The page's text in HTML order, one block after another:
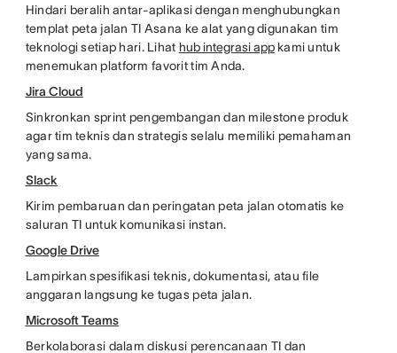
Hindari beralih antar-aplikasi dengan menghubungkan
templat peta jalan TI Asana ke alat yang digunakan tim
teknologi setiap hari. Lihat hub integrasi appkami untuk
menemukan platform favorit tim Anda.
Jira Cloud
Sinkronkan sprint pengembangan dan milestone produk
agar tim teknis dan strategis selalu memiliki pemahaman
yang sama.
Slack
Kirim pembaruan dan peringatan peta jalan otomatis ke
saluran TI untuk komunikasi instan.
Google Drive
Lampirkan spesifikasi teknis, dokumentasi, atau file
anggaran langsung ke tugas peta jalan.
Microsoft Teams
Berkolaborasi dalam diskusi perencanaan TI dan